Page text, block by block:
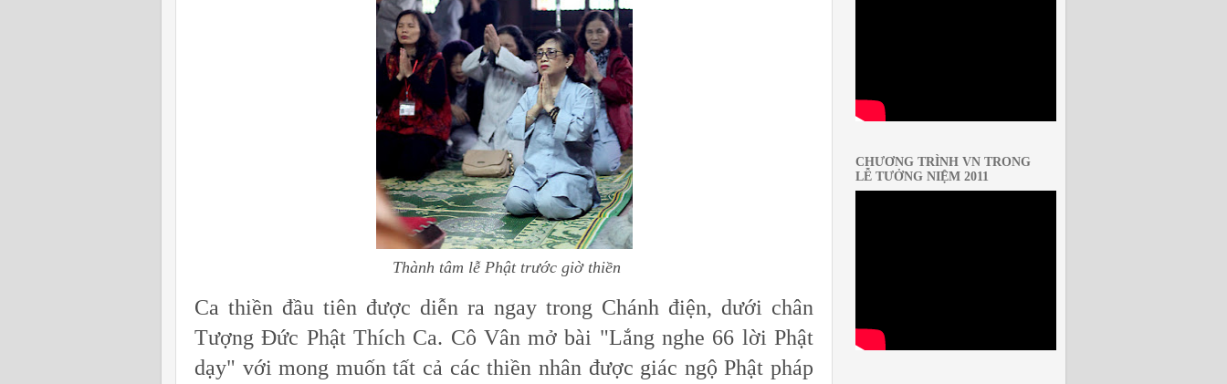
Thành tâm lễ Phật trước giờ thiền
Ca thiền đầu tiên được diễn ra ngay trong Chánh điện, dưới chân
Tượng Đức Phật Thích Ca. Cô Vân mở bài "Lắng nghe 66 lời Phật
dạy" với mong muốn tất cả các thiền nhân được giác ngộ Phật pháp
CHƯƠNG TRÌNH VN TRONG
LỄ TƯỞNG NIỆM 2011